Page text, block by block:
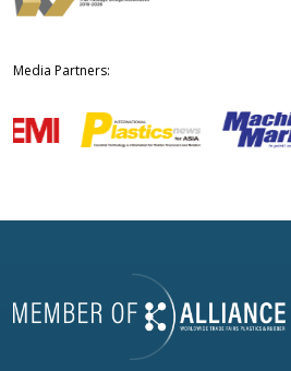
Media Partners: